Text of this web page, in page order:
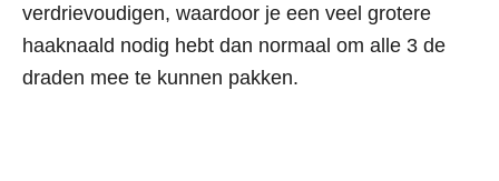
verdrievoudigen, waardoor je een veel grotere
haaknaald nodig hebt dan normaal om alle 3 de
draden mee te kunnen pakken.